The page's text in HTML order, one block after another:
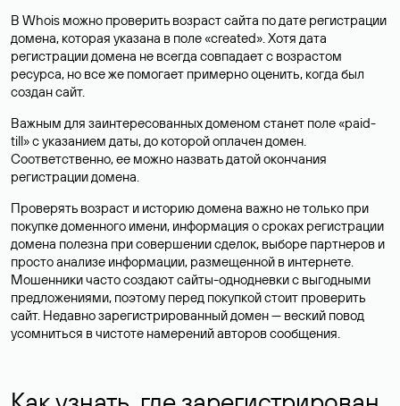
В Whois можно проверить возраст сайта по дате регистрации
домена, которая указана в поле «created». Хотя дата
регистрации домена не всегда совпадает с возрастом
ресурса, но все же помогает примерно оценить, когда был
создан сайт.
Важным для заинтересованных доменом станет поле «paid-
till» с указанием даты, до которой оплачен домен.
Соответственно, ее можно назвать датой окончания
регистрации домена.
Проверять возраст и историю домена важно не только при
покупке доменного имени, информация о сроках регистрации
домена полезна при совершении сделок, выборе партнеров и
просто анализе информации, размещенной в интернете.
Мошенники часто создают сайты-однодневки с выгодными
предложениями, поэтому перед покупкой стоит проверить
сайт. Недавно зарегистрированный домен — веский повод
усомниться в чистоте намерений авторов сообщения.